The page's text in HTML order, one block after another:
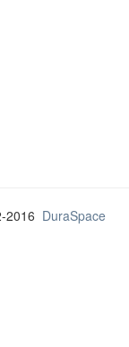
2016 DuraSpace